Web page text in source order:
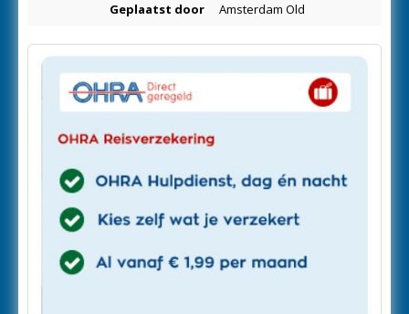
Geplaatst door Amsterdam Old